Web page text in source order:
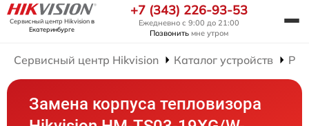
Сервисный центр Hikvisionв
Екатеринбурге
+7 (343) 226-93-53
Ежедневно с 9:00 до 21:00
Позвонить мне утром
Сервисный центр Hikvision Каталог устройств
Замена корпуса тепловизора